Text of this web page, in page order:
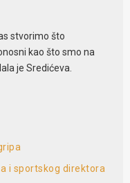
stvorimo što
kao što smo na
je Sredićeva.
i sportskog direktora